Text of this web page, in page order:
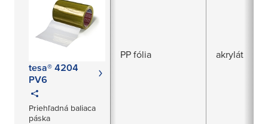
lepidlom
tesa® 4204
PV6
Priehľadná baliaca
páska
PP fólia akrylát